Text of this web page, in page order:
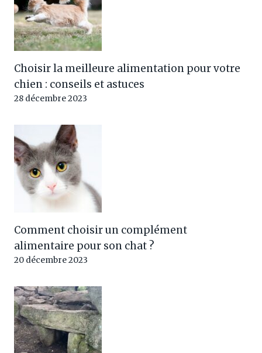
Choisir la meilleure alimentation pour votre
chien : conseils et astuces
28 décembre 2023
Comment choisir un complément
alimentaire pour son chat ?
20 décembre 2023